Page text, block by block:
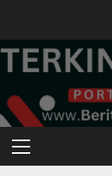
content
Primary